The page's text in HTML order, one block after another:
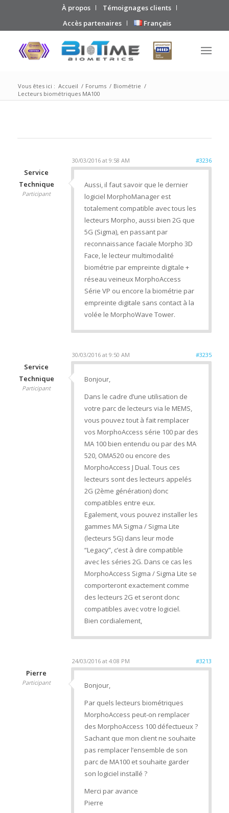
À propos
Témoignages clients
Accès partenaires
Français
Vous êtes ici : Accueil / Forums / Biométrie /
Lecteurs biométriques MA100
30/03/2016 at 9:58 AM #3236
Service
Technique
Participant
Aussi, il faut savoir que le dernier
logiciel MorphoManager est
totalement compatible avec tous les
lecteurs Morpho, aussi bien 2G que
5G (Sigma), en passant par
reconnaissance faciale Morpho 3D
Face, le lecteur multimodalité
biométrie par empreinte digitale +
réseau veineux MorphoAccess
Série VP ou encore la biométrie par
empreinte digitale sans contact à la
volée le MorphoWave Tower.
30/03/2016 at 9:50 AM #3235
Service
Technique
Participant
Bonjour,
Dans le cadre d’une utilisation de
votre parc de lecteurs via le MEMS,
vous pouvez tout à fait remplacer
vos MorphoAccess série 100 par des
MA 100 bien entendu ou par des MA
520, OMA520 ou encore des
MorphoAccess J Dual. Tous ces
lecteurs sont des lecteurs appelés
2G (2ème génération) donc
compatibles entre eux.
Egalement, vous pouvez installer les
gammes MA Sigma / Sigma Lite
(lecteurs 5G) dans leur mode
“Legacy”, c’est à dire compatible
avec les séries 2G. Dans ce cas les
MorphoAccess Sigma / Sigma Lite se
comporteront exactement comme
des lecteurs 2G et seront donc
compatibles avec votre logiciel.
Bien cordialement,
24/03/2016 at 4:08 PM #3213
Pierre
Participant
Bonjour,
Par quels lecteurs biométriques
MorphoAccess peut-on remplacer
des MorphoAccess 100 défectueux ?
Sachant que mon client ne souhaite
pas remplacer l’ensemble de son
parc de MA100 et souhaite garder
son logiciel installé ?
Merci par avance
Pierre